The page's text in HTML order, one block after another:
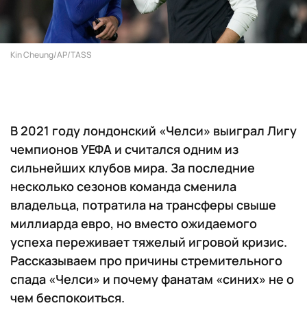
Kin Cheung/AP/TASS
В 2021 году лондонский «Челси» выиграл Лигу
чемпионов УЕФА и считался одним из
сильнейших клубов мира. За последние
несколько сезонов команда сменила
владельца, потратила на трансферы свыше
миллиарда евро, но вместо ожидаемого
успеха переживает тяжелый игровой кризис.
Рассказываем про причины стремительного
спада «Челси» и почему фанатам «синих» не о
чем беспокоиться.